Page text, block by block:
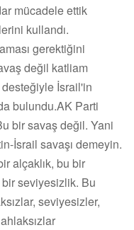
mücadele ettik
kullandı.
gerektiğini
değil katliam
İsrail'in
bulundu.AK Parti
bir savaş değil. Yani
İsrail savaşı demeyin.
alçaklık, bu bir
seviyesizlik. Bu
seviyesizler,